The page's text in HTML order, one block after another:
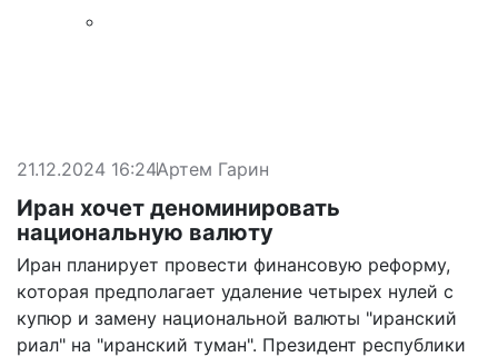
21.12.2024 16:24Артем Гарин
Иран хочет деноминировать
национальную валюту
Иран планирует провести финансовую реформу,
которая предполагает удаление четырех нулей с
купюр и замену национальной валюты "иранский
риал" на "иранский туман". Президент республики